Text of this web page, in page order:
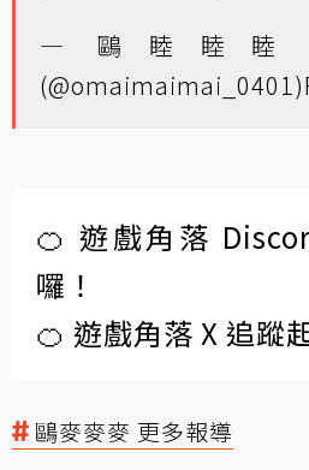
— 鷗睦睦睦
(@omaimaimai_0401)
🍊 遊戲角落
囉！
🍊 遊戲角落 X 追蹤
鷗麥麥麥 更多報導